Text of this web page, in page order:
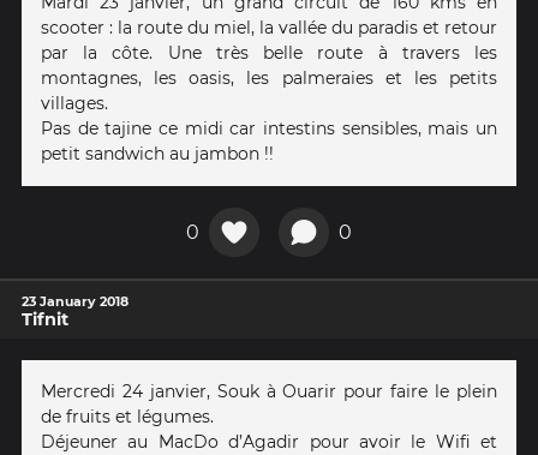
scooter : la route du miel, la vallée du paradis et retour
par la côte. Une très belle route à travers les
montagnes, les oasis, les palmeraies et les petits
villages.
Pas de tajine ce midi car intestins sensibles, mais un
petit sandwich au jambon !!
0 0
23 January 2018
Tifnit
Mercredi 24 janvier, Souk à Ouarir pour faire le plein
de fruits et légumes.
Déjeuner au MacDo d’Agadir pour avoir le Wifi et